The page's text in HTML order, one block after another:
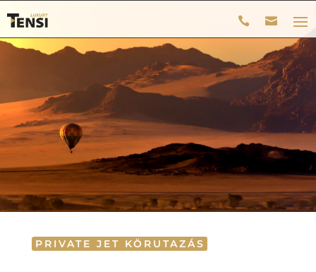
PRIVATE JET KÖRUTAZÁS